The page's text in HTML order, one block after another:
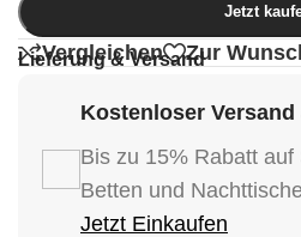
Jetzt
Vergleichen Zur
Lieferung & Versand
Kostenloser Versand
Bis zu 15% Rabatt
Betten und
Jetzt Einkaufen